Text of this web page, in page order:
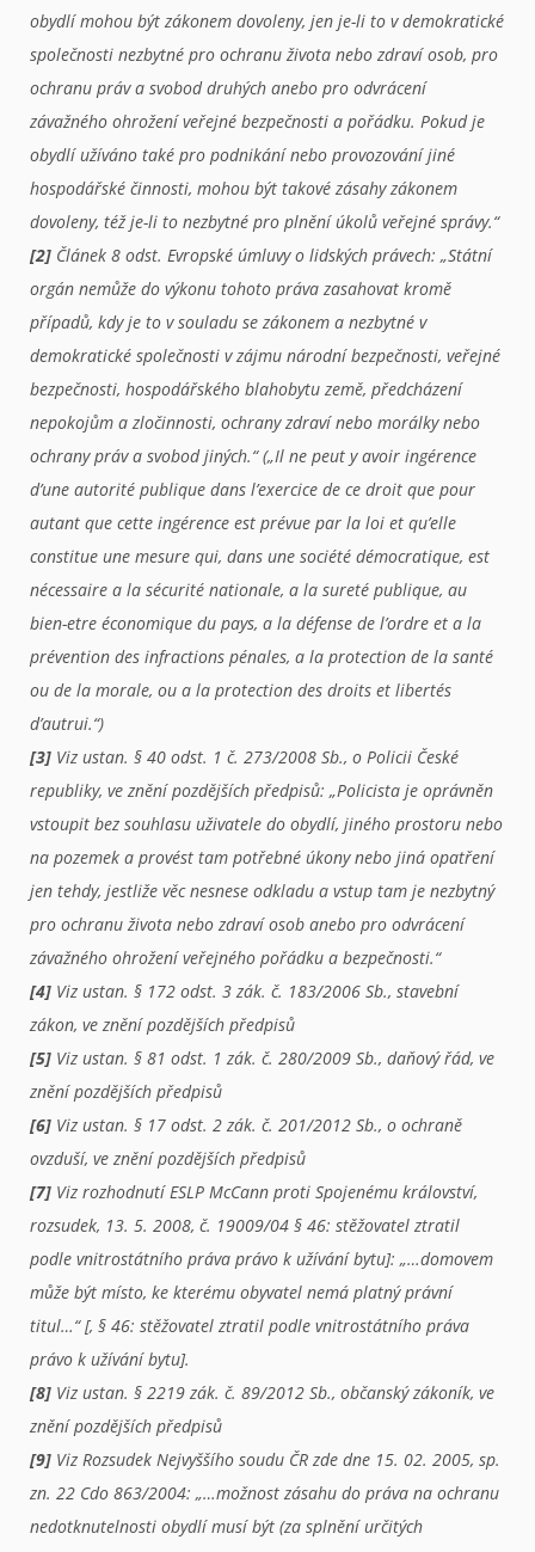
obydlí mohou být zákonem dovoleny, jen je-li to v demokratické
společnosti nezbytné pro ochranu života nebo zdraví osob, pro
ochranu práv a svobod druhých anebo pro odvrácení
závažného ohrožení veřejné bezpečnosti a pořádku. Pokud je
obydlí užíváno také pro podnikání nebo provozování jiné
hospodářské činnosti, mohou být takové zásahy zákonem
dovoleny, též je-li to nezbytné pro plnění úkolů veřejné správy.“
[2] Článek 8 odst. Evropské úmluvy o lidských právech: „Státní
orgán nemůže do výkonu tohoto práva zasahovat kromě
případů, kdy je to v souladu se zákonem a nezbytné v
demokratické společnosti v zájmu národní bezpečnosti, veřejné
bezpečnosti, hospodářského blahobytu země, předcházení
nepokojům a zločinnosti, ochrany zdraví nebo morálky nebo
ochrany práv a svobod jiných.“ („Il ne peut y avoir ingérence
d’une autorité publique dans l’exercice de ce droit que pour
autant que cette ingérence est prévue par la loi et qu’elle
constitue une mesure qui, dans une société démocratique, est
nécessaire a la sécurité nationale, a la sureté publique, au
bien-etre économique du pays, a la défense de l’ordre et a la
prévention des infractions pénales, a la protection de la santé
ou de la morale, ou a la protection des droits et libertés
d’autrui.“)
[3] Viz ustan. § 40 odst. 1 č. 273/2008 Sb., o Policii České
republiky, ve znění pozdějších předpisů: „Policista je oprávněn
vstoupit bez souhlasu uživatele do obydlí, jiného prostoru nebo
na pozemek a provést tam potřebné úkony nebo jiná opatření
jen tehdy, jestliže věc nesnese odkladu a vstup tam je nezbytný
pro ochranu života nebo zdraví osob anebo pro odvrácení
závažného ohrožení veřejného pořádku a bezpečnosti.“
[4] Viz ustan. § 172 odst. 3 zák. č. 183/2006 Sb., stavební
zákon, ve znění pozdějších předpisů
[5] Viz ustan. § 81 odst. 1 zák. č. 280/2009 Sb., daňový řád, ve
znění pozdějších předpisů
[6] Viz ustan. § 17 odst. 2 zák. č. 201/2012 Sb., o ochraně
ovzduší, ve znění pozdějších předpisů
[7] Viz rozhodnutí ESLP McCann proti Spojenému království,
rozsudek, 13. 5. 2008, č. 19009/04 § 46: stěžovatel ztratil
podle vnitrostátního práva právo k užívání bytu]: „…domovem
může být místo, ke kterému obyvatel nemá platný právní
titul…“ [, § 46: stěžovatel ztratil podle vnitrostátního práva
právo k užívání bytu].
[8] Viz ustan. § 2219 zák. č. 89/2012 Sb., občanský zákoník, ve
znění pozdějších předpisů
[9] Viz Rozsudek Nejvyššího soudu ČR zde dne 15. 02. 2005, sp.
zn. 22 Cdo 863/2004: „…možnost zásahu do práva na ochranu
nedotknutelnosti obydlí musí být (za splnění určitých